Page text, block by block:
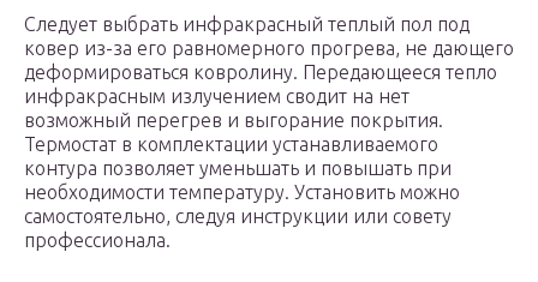
Следует выбрать инфракрасный теплый пол под
ковер из-за его равномерного прогрева, не дающего
деформироваться ковролину. Передающееся тепло
инфракрасным излучением сводит на нет
возможный перегрев и выгорание покрытия.
Термостат в комплектации устанавливаемого
контура позволяет уменьшать и повышать при
необходимости температуру. Установить можно
самостоятельно, следуя инструкции или совету
профессионала.